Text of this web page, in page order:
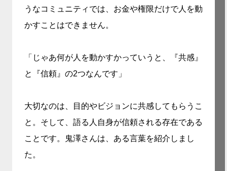
うなコミュニティでは、お金や権限だけで人を動
かすことはできません。
「じゃあ何が人を動かすかっていうと、『共感』
と『信頼』の2つなんです」
大切なのは、目的やビジョンに共感してもらうこ
と。そして、語る人自身が信頼される存在である
ことです。鬼澤さんは、ある言葉を紹介しまし
た。